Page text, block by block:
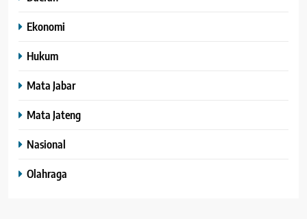
Ekonomi
Hukum
Mata Jabar
Mata Jateng
Nasional
Olahraga